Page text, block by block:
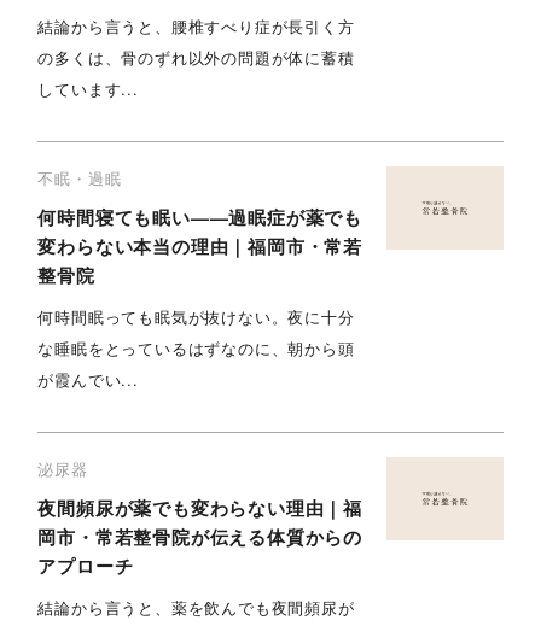
結論から言うと、腰椎すべり症が長引く方
の多くは、骨のずれ以外の問題が体に蓄積
しています...
不眠・過眠
何時間寝ても眠い——過眠症が薬でも
変わらない本当の理由｜福岡市・常若
整骨院
何時間眠っても眠気が抜けない。夜に十分
な睡眠をとっているはずなのに、朝から頭
が霞んでい...
泌尿器
夜間頻尿が薬でも変わらない理由｜福
岡市・常若整骨院が伝える体質からの
アプローチ
結論から言うと、薬を飲んでも夜間頻尿が